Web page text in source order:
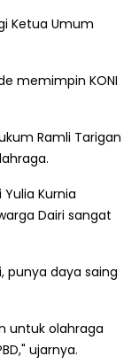
Ketua Umum
memimpin KONI
Ramli Tarigan
Kurnia
Dairi sangat
punya daya saing
untuk olahraga
ujarnya.